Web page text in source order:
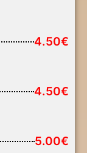
4.50€
4.50€
5.00€